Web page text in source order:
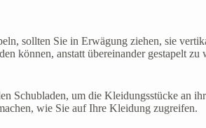
sollten Sie in Erwägung ziehen, sie
können, anstatt übereinander gestapelt
Schubladen, um die Kleidungsstücke an
wie Sie auf Ihre Kleidung zugreifen.